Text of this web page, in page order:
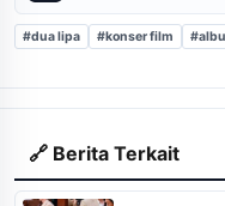
#dua lipa #konser film
🔗 Berita Terkait